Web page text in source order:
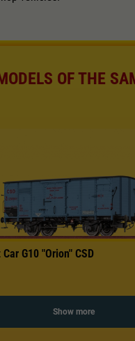
OF THE
G10 "Orion" CSD
Show more